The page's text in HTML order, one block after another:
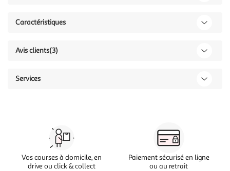
Caractéristiques
Avis clients(3)
Services
Vos courses à domicile, en
drive ou click & collect
Paiement sécurisé en ligne
ou au retrait